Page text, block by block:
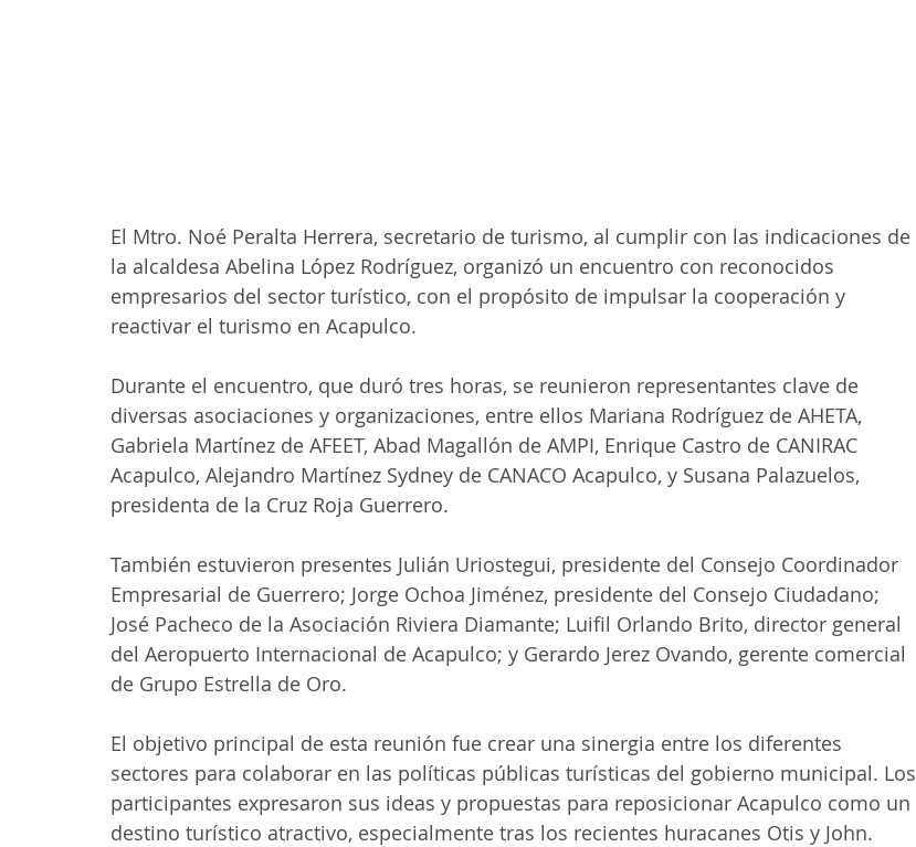
El Mtro. Noé Peralta Herrera, secretario de turismo, al cumplir con las indicaciones de
la alcaldesa Abelina López Rodríguez, organizó un encuentro con reconocidos
empresarios del sector turístico, con el propósito de impulsar la cooperación y
reactivar el turismo en Acapulco.
Durante el encuentro, que duró tres horas, se reunieron representantes clave de
diversas asociaciones y organizaciones, entre ellos Mariana Rodríguez de AHETA,
Gabriela Martínez de AFEET, Abad Magallón de AMPI, Enrique Castro de CANIRAC
Acapulco, Alejandro Martínez Sydney de CANACO Acapulco, y Susana Palazuelos,
presidenta de la Cruz Roja Guerrero.
También estuvieron presentes Julián Uriostegui, presidente del Consejo Coordinador
Empresarial de Guerrero; Jorge Ochoa Jiménez, presidente del Consejo Ciudadano;
José Pacheco de la Asociación Riviera Diamante; Luifil Orlando Brito, director general
del Aeropuerto Internacional de Acapulco; y Gerardo Jerez Ovando, gerente comercial
de Grupo Estrella de Oro.
El objetivo principal de esta reunión fue crear una sinergia entre los diferentes
sectores para colaborar en las políticas públicas turísticas del gobierno municipal. Los
participantes expresaron sus ideas y propuestas para reposicionar Acapulco como un
destino turístico atractivo, especialmente tras los recientes huracanes Otis y John.